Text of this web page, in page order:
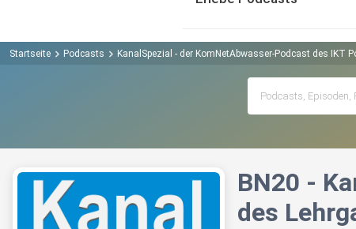
Startseite Podcasts KanalSpezial - der KomNetAbwasser-Podcast des IKT
BN20 -
des